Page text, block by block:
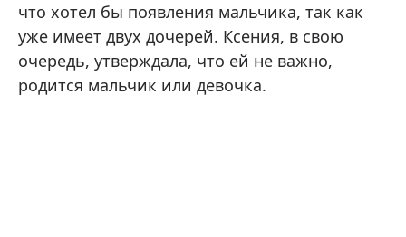
что хотел бы появления мальчика, так как
уже имеет двух дочерей. Ксения, в свою
очередь, утверждала, что ей не важно,
родится мальчик или девочка.